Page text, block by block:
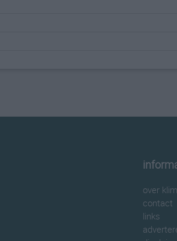
over
contact
links